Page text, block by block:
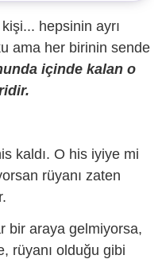
hepsinin ayrı
ama her birinin sende
içinde kalan o
kaldı. O his iyiye mi
rüyanı zaten
bir araya gelmiyorsa,
rüyanı olduğu gibi